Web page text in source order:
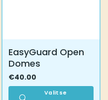
EasyGuard Open
Domes
€40.00
Valitse